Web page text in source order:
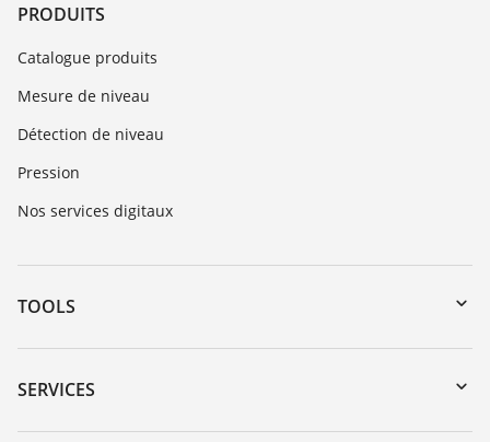
PRODUITS
Catalogue produits
Mesure de niveau
Détection de niveau
Pression
Nos services digitaux
TOOLS
Téléchargements
Recherche par numéro de série
SERVICES
Retour d'appareil